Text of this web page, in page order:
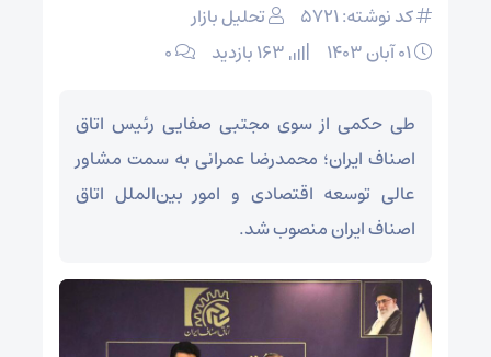
کد نوشته: 5721
تحلیل بازار
۰
طی حکمی از سوی مجتبی صفایی رئیس اتاق
اصناف ایران؛ محمدرضا عمرانی به سمت مشاور
عالی توسعه اقتصادی و امور بین‌الملل اتاق
اصناف ایران منصوب شد.